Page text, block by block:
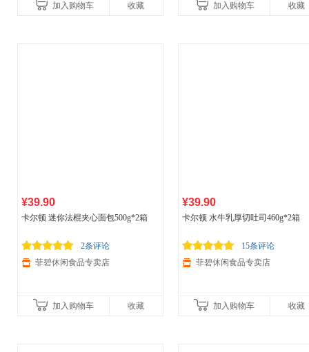
加入购物车 收藏 加入购物车 收藏
¥39.90
卡尔顿 迷你法棍夹心面包500g*2箱
2条评论
菲碧休闲食品专卖店
加入购物车 收藏
¥39.90
卡尔顿 水牛乳厚切吐司460g*2箱
15条评论
菲碧休闲食品专卖店
加入购物车 收藏